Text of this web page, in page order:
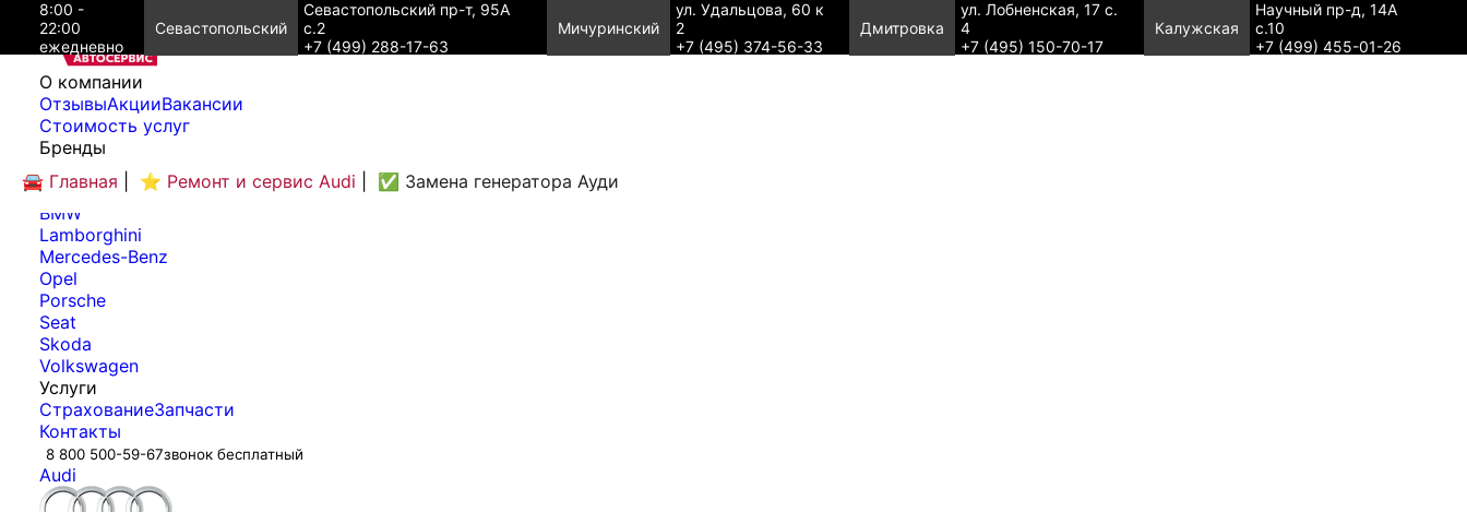
8:00 -
22:00
ежедневно
Севастопольский
Севастопольский пр-т, 95А
с.2
+7 (499) 288-17-63
Мичуринский
ул. Удальцова, 60 к
2
+7 (495) 374-56-33
Дмитровка
ул. Лобненская, 17 с.
4
+7 (495) 150-70-17
Калужская
Научный пр-д, 14А
с.10
+7 (499) 455-01-26
O компании
ОтзывыАкцииВакансии
Cтоимость услуг
Бренды
Audi
Bentley
BMW
Lamborghini
Mercedes-Benz
Opel
Porsche
Seat
Skoda
Volkswagen
Услуги
СтрахованиеЗапчасти
Контакты
8 800 500-59-67звонок бесплатный
🚘 Главная ⭐ Ремонт и сервис Audi ✅ Замена генератора Ауди
Audi